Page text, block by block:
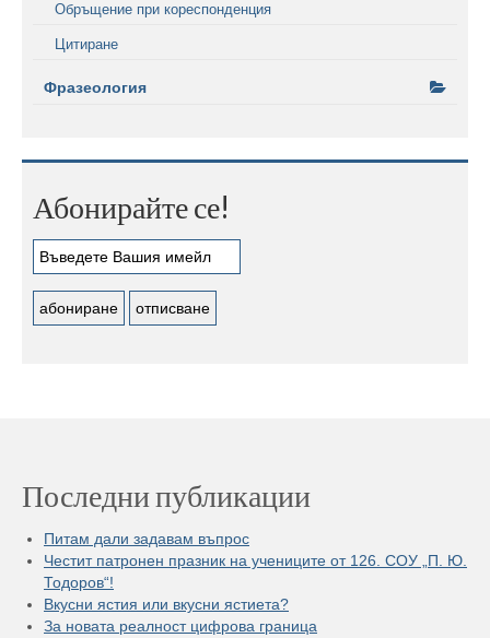
Обръщение при кореспонденция
Цитиране
Фразеология
Абонирайте се!
Последни публикации
Питам дали задавам въпрос
Честит патронен празник на учениците от 126. СОУ „П. Ю.
Тодоров“!
Вкусни ястия или вкусни ястиета?
За новата реалност цифрова граница